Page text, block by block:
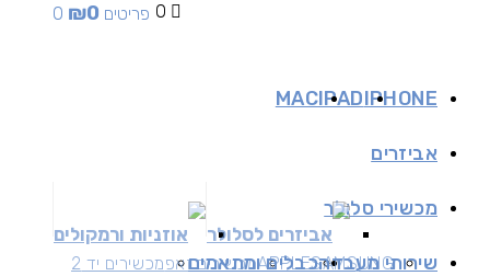
0 0 פריטים ₪0
IPHONE
IPAD
MAC
אביזרים
אביזרים לסלולר אוזניות ורמקולים
מכשירי סלולר
SAMSUNG
APPLEמכשירים זאפמכשירים יד 2 שירותי מעבדהכבלים ומתאמים